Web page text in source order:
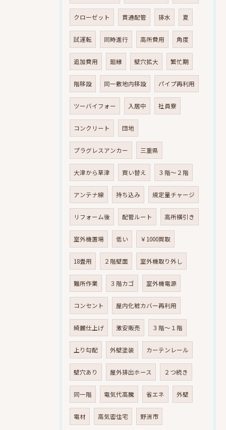
クローゼット 貫通配管 排水 夏
試運転 同時進行 高所費用 角度
追加費用 廻縁 壁穴拡大 繁忙期
階移設 同一敷地内移設 パイプ再利用
ツーバイフォー 入居中 社員寮
コンクリート 団地
プラグレスアンカー 三重県
大津から草津 買い替え ３階～２階
アンテナ線 持ち込み 規定量チャージ
リフォーム後 配管ルート 高所横引き
室外機置場 低い ￥1000買取
18畳用 ２階壁面 室外機取り外し
難所作業 ３階カゴ 室外機電源
コンセント 屋内化粧カバー再利用
綺麗仕上げ 激安販売 ３階～１階
上り勾配 外壁塗装 カーテンレール
壁穴あり 屋外排出ホース ２つ続き
同一階 電気代高騰 省エネ 外壁
電材 高気密住宅 野洲市